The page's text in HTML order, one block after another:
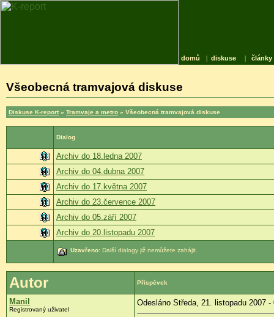
domů | diskuse | články
Všeobecná tramvajová diskuse
Diskuse K-report » Tramvaje a metro » Všeobecná tramvajová diskuse
Dialog
Archiv do 18.ledna 2007
Archiv do 04.dubna 2007
Archiv do 17.května 2007
Archiv do 23.července 2007
Archiv do 05.září 2007
Archiv do 20.listopadu 2007
Uzavřeno: Další dialogy již nemůžete zahájit.
Autor Příspěvek
Manil
Registrovaný uživatel
Odesláno Středa, 21. listopadu 2007 -